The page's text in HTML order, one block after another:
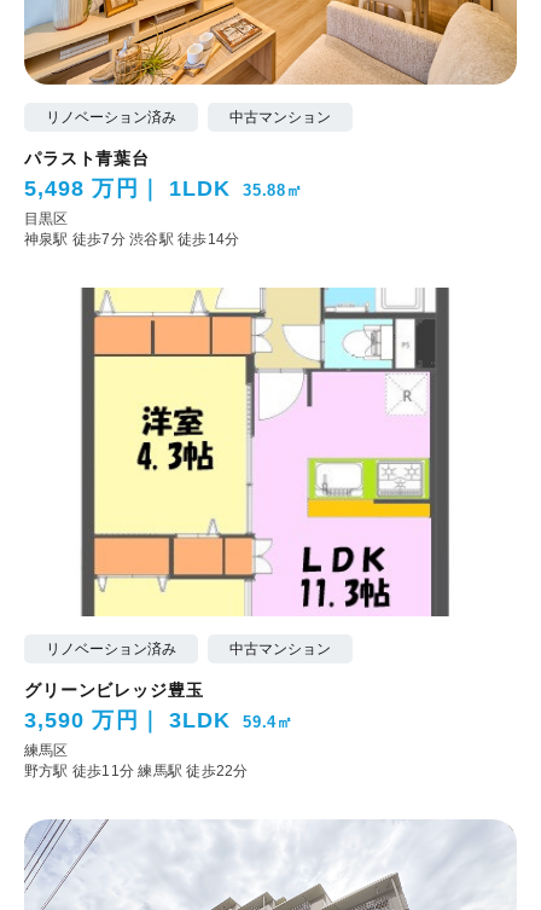
リノベーション済み 中古マンション
パラスト青葉台
5,498 万円 1LDK 35.88㎡
目黒区
神泉駅 徒歩7分渋谷駅 徒歩14分
リノベーション済み 中古マンション
グリーンビレッジ豊玉
3,590 万円 3LDK 59.4㎡
練馬区
野方駅 徒歩11分練馬駅 徒歩22分